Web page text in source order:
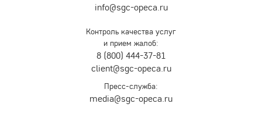
info@sgc-opeca.ru
Контроль качества услуг
и прием жалоб:
8 (800) 444-37-81
client@sgc-opeca.ru
Пресс-служба:
media@sgc-opeca.ru